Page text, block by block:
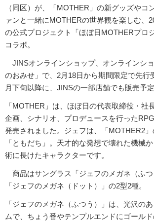
（同区）が、「MOTHER」の新グッズやコ
ァンと一緒にMOTHERの世界観を楽しむ、
の公式プロジェクト「ほぼ日MOTHERプロ
コラボ。
JINSオンラインショップ、オンラインシ
のおみせ」で、2月18日から期間限定で先行
月下旬以降に、JINSの一部店舗でも販売予
「MOTHER」は、ほぼ日の代表取締役・社
企画、シナリオ、プロデュースを行った
発売されました。ジェフは、「MOTHER2
「ともだち」。天才的な発想で壊れた機械
術に長けたキャラクターです。
商品はサングラス「ジェフのメガネ（ふ
「ジェフのメガネ（ドット）」の2型2種。
「ジェフのメガネ（ふつう）」は、光沢の
ムで、ちょう番やテンプルエンドにゴールド